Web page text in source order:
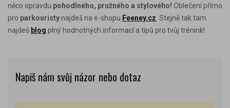
něco opravdu pohodlného, pružného a stylového! Oblečení přímo
pro parkouristynajdeš na e-shopu Feeney.cz. Stejně tak tam
najdeš blog plný hodnotných informací a tipů pro tvůj trénink!
Napiš nám svůj názor nebo dotaz